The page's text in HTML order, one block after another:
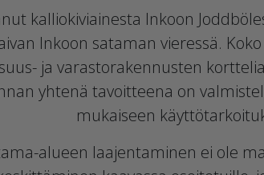
kalliokiviainesta Inkoon
Inkoon sataman vieressä.
ja varastorakennusten
yhtenä tavoitteena on
mukaiseen
alueen laajentaminen ei ole